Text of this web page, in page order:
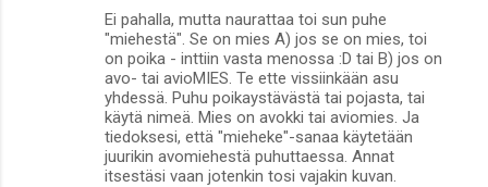
Ei pahalla, mutta naurattaa toi sun puhe
"miehestä". Se on mies A) jos se on mies, toi
on poika - inttiin vasta menossa :D tai B) jos on
avo- tai avioMIES. Te ette vissiinkään asu
yhdessä. Puhu poikaystävästä tai pojasta, tai
käytä nimeä. Mies on avokki tai aviomies. Ja
tiedoksesi, että "mieheke"-sanaa käytetään
juurikin avomiehestä puhuttaessa. Annat
itsestäsi vaan jotenkin tosi vajakin kuvan.